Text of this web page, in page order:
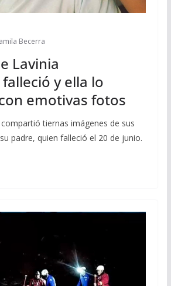
Becerra
Lavinia
y ella lo
emotivas fotos
tiernas imágenes de sus
padre, quien falleció el 20 de junio.